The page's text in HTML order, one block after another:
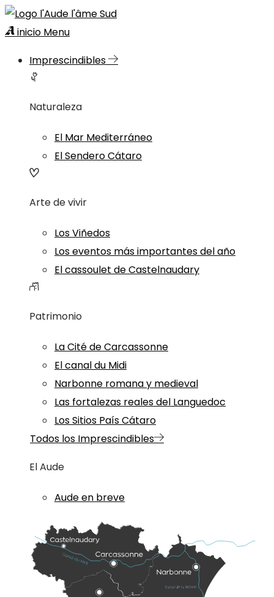
inicio Menu
Imprescindibles
Naturaleza
El Mar Mediterráneo
El Sendero Cátaro
Arte de vivir
Los Viñedos
Los eventos más importantes del año
El cassoulet de Castelnaudary
Patrimonio
La Cité de Carcassonne
El canal du Midi
Narbonne romana y medieval
Las fortalezas reales del Languedoc
Los Sitios País Cátaro
Todos los Imprescindibles
El Aude
Aude en breve